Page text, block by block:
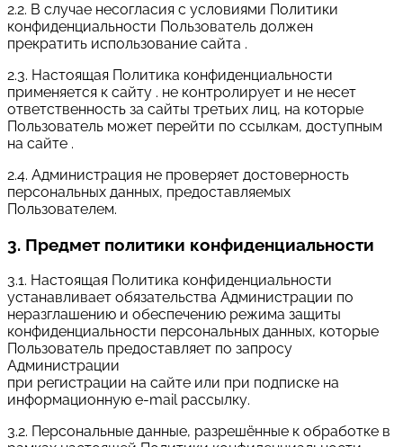
2.2. В случае несогласия с условиями Политики
конфиденциальности Пользователь должен
прекратить использование сайта .
2.3. Настоящая Политика конфиденциальности
применяется к сайту . не контролирует и не несет
ответственность за сайты третьих лиц, на которые
Пользователь может перейти по ссылкам, доступным
на сайте .
2.4. Администрация не проверяет достоверность
персональных данных, предоставляемых
Пользователем.
3. Предмет политики конфиденциальности
3.1. Настоящая Политика конфиденциальности
устанавливает обязательства Администрации по
неразглашению и обеспечению режима защиты
конфиденциальности персональных данных, которые
Пользователь предоставляет по запросу
Администрации
при регистрации на сайте или при подписке на
информационную e-mail рассылку.
3.2. Персональные данные, разрешённые к обработке в